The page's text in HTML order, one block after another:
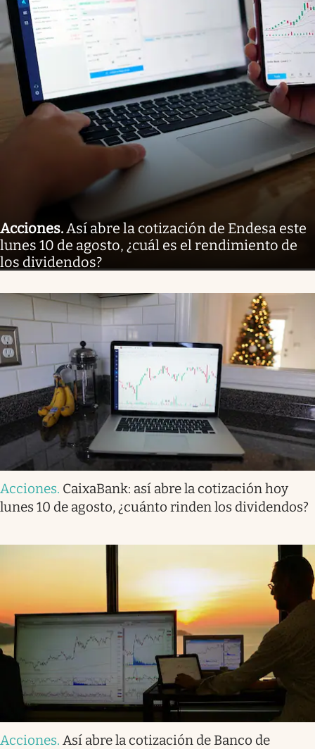
Acciones.Así abre la cotización de Endesa este
lunes 10 de agosto, ¿cuál es el rendimiento de
los dividendos?
Acciones. CaixaBank: así abre la cotización hoy
lunes 10 de agosto, ¿cuánto rinden los dividendos?
Acciones. Así abre la cotización de Banco de